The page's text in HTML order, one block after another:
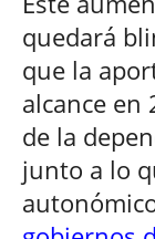
quedará
que la
alcance en
de la
junto a lo